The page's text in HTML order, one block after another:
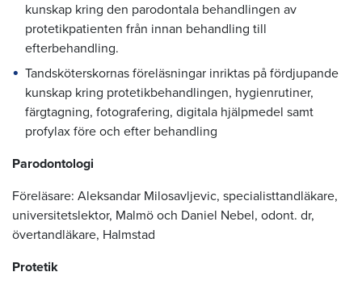
kunskap kring den parodontala behandlingen av
protetikpatienten från innan behandling till
efterbehandling.
Tandsköterskornas föreläsningar inriktas på fördjupande
kunskap kring protetikbehandlingen, hygienrutiner,
färgtagning, fotografering, digitala hjälpmedel samt
profylax före och efter behandling
Parodontologi
Föreläsare: Aleksandar Milosavljevic, specialisttandläkare,
universitetslektor, Malmö och Daniel Nebel, odont. dr,
övertandläkare, Halmstad
Protetik